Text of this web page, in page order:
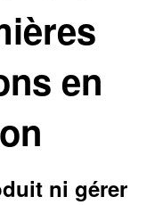
en
ni gérer